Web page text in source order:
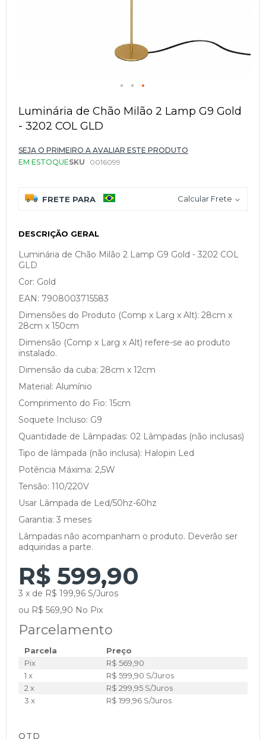
para
início
Galeria
de
Luminária de Chão Milão 2 Lamp G9 Gold
- 3202 COL GLD
SEJA O PRIMEIRO A AVALIAR ESTE PRODUTO
EM ESTOQUESKU 0016099
FRETE PARA Calcular Frete
DESCRIÇÃO GERAL
Luminária de Chão Milão 2 Lamp G9 Gold - 3202 COL
GLD
Cor: Gold
EAN: 7908003715583
Dimensões do Produto (Comp x Larg x Alt): 28cm x
28cm x 150cm
Dimensão (Comp x Larg x Alt) refere-se ao produto
instalado.
Dimensão da cuba: 28cm x 12cm
Material: Alumínio
Comprimento do Fio: 15cm
Soquete Incluso: G9
Quantidade de Lâmpadas: 02 Lâmpadas (não inclusas)
Tipo de lâmpada (não inclusa): Halopin Led
Potência Máxima: 2,5W
Tensão: 110/220V
Usar Lâmpada de Led/50hz-60hz
Garantia: 3 meses
Lâmpadas não acompanham o produto. Deverão ser
adquiridas a parte.
R$ 599,90
3 x de R$ 199,96 S/Juros
ou R$ 569,90 No Pix
Parcelamento
Parcela
Preço
Pix
R$ 569,90
1 x
R$ 599,90 S/Juros
2 x
R$ 299,95 S/Juros
3 x
R$ 199,96 S/Juros
QTD